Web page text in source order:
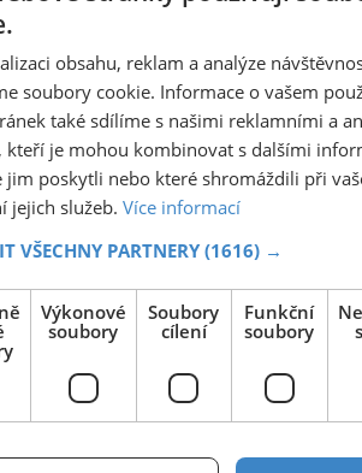
obsahu, reklam a analýze
soubory cookie. Informace o vašem
také sdílíme s našimi reklamními a
kteří je mohou kombinovat s dalšími
jim poskytli nebo které shromáždili při
jejich služeb. Více informací
VŠECHNY PARTNERY (1616) →
Výkonové
soubory
Soubory
cílení
Funkční
soubory